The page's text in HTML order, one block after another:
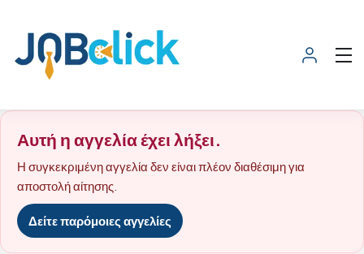
Αυτή η αγγελία έχει λήξει.
Η συγκεκριμένη αγγελία δεν είναι πλέον διαθέσιμη για
αποστολή αίτησης.
Δείτε παρόμοιες αγγελίες